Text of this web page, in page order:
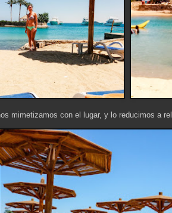
mimetizamos con el lugar, y lo reducimos a